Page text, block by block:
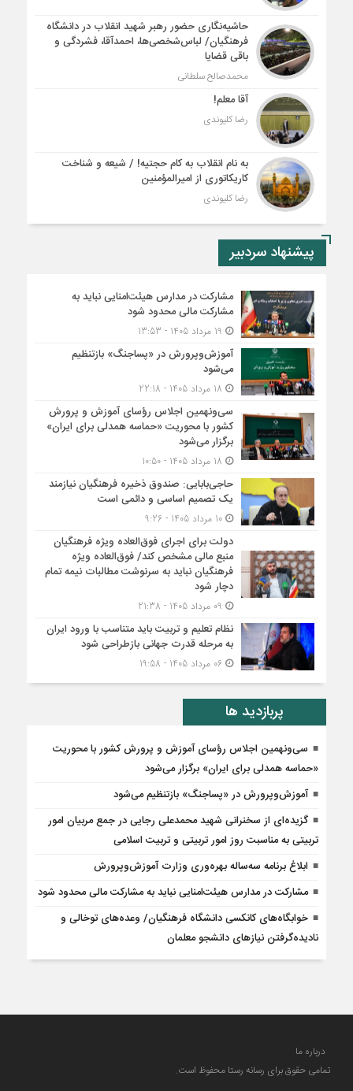
حاشیه‌نگاری حضور رهبر شهید انقلاب در دانشگاه
فرهنگیان/ لباس‌شخصی‌ها، احمدآقا، فشردگی و
باقی قضایا
محمدصالح سلطانی
آقا معلم!
رضا کلیوندی
به نام انقلاب به کام حجتیه! / شیعه و شناخت
کاریکاتوری از امیرالمؤمنین
رضا کلیوندی
پیشنهاد سردبیر
مشارکت در مدارس هیئت‌امنایی نباید به
مشارکت مالی محدود شود
آموزش‌وپرورش در «پسا‌جنگ» بازتنظیم
می‌شود
سی‌ونهمین اجلاس رؤسای آموزش و پرورش
کشور با محوریت «حماسه همدلی برای ایران»
برگزار می‌شود
حاجی‌بابایی: صندوق ذخیره فرهنگیان نیازمند
یک تصمیم اساسی و دائمی است
10 مرداد 1405 - 9:26
دولت برای اجرای فوق‌العاده ویژه فرهنگیان
منبع مالی مشخص کند/ فوق‌العاده ویژه
فرهنگیان نباید به سرنوشت مطالبات نیمه‌ تمام
دچار شود
نظام تعلیم و تربیت باید متناسب با ورود ایران
به مرحله قدرت جهانی بازطراحی شود
06 مرداد 1405 - 19:58
پربازدید ها
سی‌ونهمین اجلاس رؤسای آموزش و پرورش کشور با محوریت
«حماسه همدلی برای ایران» برگزار می‌شود
آموزش‌وپرورش در «پسا‌جنگ» بازتنظیم می‌شود
گزیده‌ای از سخنرانی شهید محمدعلی رجایی در جمع مربیان امور
تربیتی به مناسبت روز امور تربیتی و تربیت اسلامی
ابلاغ برنامه سه‌ساله بهره‌وری وزارت آموزش‌وپرورش
مشارکت در مدارس هیئت‌امنایی نباید به مشارکت مالی محدود شود
خوابگاه‌های کانکسی دانشگاه فرهنگیان/ وعده‌های توخالی و
نادیده‌گرفتن نیازهای دانشجو معلمان
درباره ما
تمامی حقوق برای رسانه رستا محفوظ است.